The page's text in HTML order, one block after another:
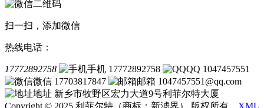
扫一扫，添加微信
热线电话：
17772892758 手机 17772892758
QQ 1047457551
微信 17703817847
邮箱 1047457551@qq.com
地址 新乡市牧野区宏力大道9号利菲尔特大厦